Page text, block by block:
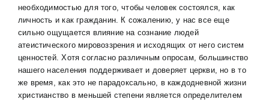
необходимостью для того, чтобы человек состоялся, как
личность и как гражданин. К сожалению, у нас все еще
сильно ощущается влияние на сознание людей
атеистического мировоззрения и исходящих от него систем
ценностей. Хотя согласно различным опросам, большинство
нашего населения поддерживает и доверяет церкви, но в то
же время, как это не парадоксально, в каждодневной жизни
христианство в меньшей степени является определителем